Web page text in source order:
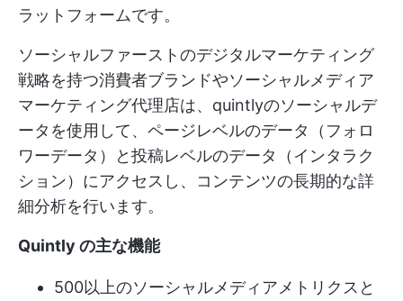
ラットフォームです。
ソーシャルファーストのデジタルマーケティング
戦略を持つ消費者ブランドやソーシャルメディア
マーケティング代理店は、quintlyのソーシャルデ
ータを使用して、ページレベルのデータ（フォロ
ワーデータ）と投稿レベルのデータ（インタラク
ション）にアクセスし、コンテンツの長期的な詳
細分析を行います。
Quintly の主な機能
500以上のソーシャルメディアメトリクスと